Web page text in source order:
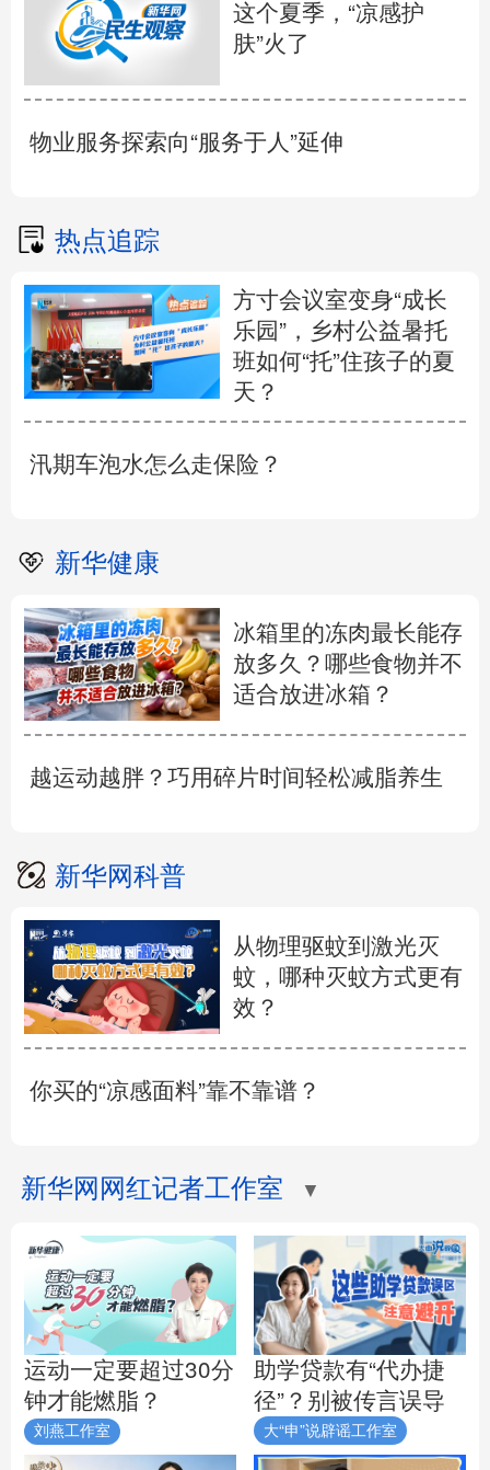
这个夏季，“凉感护
肤”火了
物业服务探索向“服务于人”延伸
热点追踪
方寸会议室变身“成长
乐园”，乡村公益暑托
班如何“托”住孩子的夏
天？
汛期车泡水怎么走保险？
新华健康
冰箱里的冻肉最长能存
放多久？哪些食物并不
适合放进冰箱？
越运动越胖？巧用碎片时间轻松减脂养生
新华网科普
从物理驱蚊到激光灭
蚊，哪种灭蚊方式更有
效？
你买的“凉感面料”靠不靠谱？
新华网网红记者工作室 ▼
运动一定要超过30分
钟才能燃脂？
刘燕工作室
助学贷款有“代办捷
径”？别被传言误导
大“申”说辟谣工作室